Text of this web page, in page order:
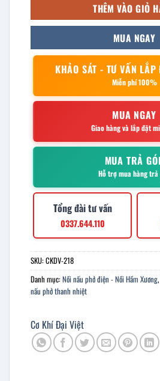
THÊM VÀO GIỎ
MUA NGAY
KHẢO SÁT - TƯ VẤN
Miễn phí 100%
MUA NGAY
Giao hàng và lắp đặt
MUA TRẢ
Hỗ trợ mua hàng trả
Tổng đài tư vấn
0337.644.110
SKU:CKDV-218
Danh mục:Nồi nấu phở điện - Nồi Hầm Xương,
nấu phở thanh nhiệt
Cơ Khí Đại Việt